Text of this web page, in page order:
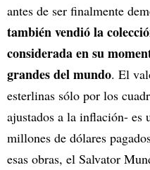
antes de ser finalmente
también vendió la
considerada en su
grandes del mundo. El
esterlinas sólo por los
ajustados a la inflación- es
millones de dólares
esas obras, el Salvator